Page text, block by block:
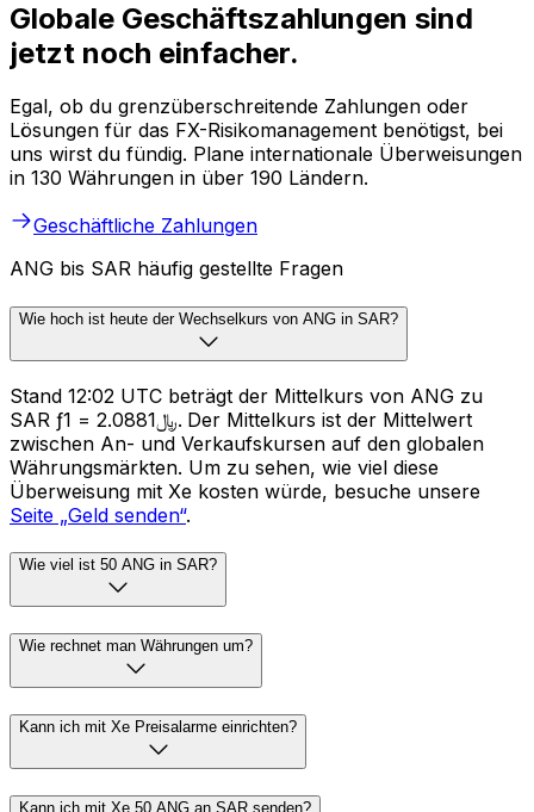
Globale Geschäftszahlungen sind
jetzt noch einfacher.
Egal, ob du grenzüberschreitende Zahlungen oder
Lösungen für das FX-Risikomanagement benötigst, bei
uns wirst du fündig. Plane internationale Überweisungen
in 130 Währungen in über 190 Ländern.
Geschäftliche Zahlungen
ANG bis SAR häufig gestellte Fragen
Wie hoch ist heute der Wechselkurs von ANG in SAR?
Stand 12:02 UTC beträgt der Mittelkurs von ANG zu
SAR ƒ1 = ﷼2.0881. Der Mittelkurs ist der Mittelwert
zwischen An- und Verkaufskursen auf den globalen
Währungsmärkten. Um zu sehen, wie viel diese
Überweisung mit Xe kosten würde, besuche unsere
Seite „Geld senden“.
Wie viel ist 50 ANG in SAR?
Wie rechnet man Währungen um?
Kann ich mit Xe Preisalarme einrichten?
Kann ich mit Xe 50 ANG an SAR senden?